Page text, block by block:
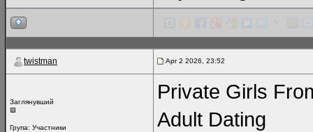
twistman Apr 2 2026, 23:52
Заглянувший
Група: Участники
Private Girls
Adult Dating